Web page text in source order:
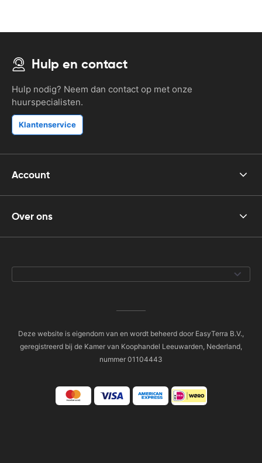
Hulp en contact
Hulp nodig? Neem dan contact op met onze
huurspecialisten.
Klantenservice
Account
Over ons
Deze website is eigendom van en wordt beheerd door EasyTerra B.V.,
geregistreerd bij de Kamer van Koophandel Leeuwarden, Nederland,
nummer 01104443